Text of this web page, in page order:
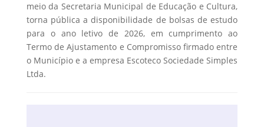
meio da Secretaria Municipal de Educação e Cultura,
torna pública a disponibilidade de bolsas de estudo
para o ano letivo de 2026, em cumprimento ao
Termo de Ajustamento e Compromisso firmado entre
o Município e a empresa Escoteco Sociedade Simples
Ltda.